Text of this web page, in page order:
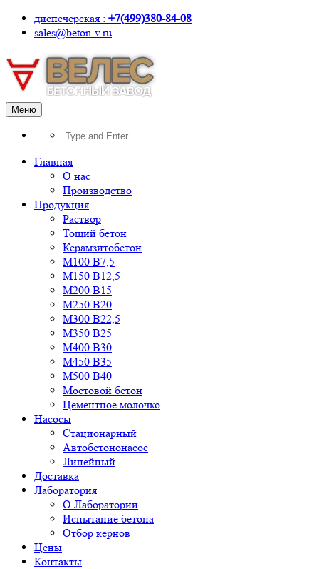
диспечерская : +7(499)380-84-08
sales@beton-v.ru
Меню
Главная
О нас
Производство
Продукция
Раствор
Тощий бетон
Керамзитобетон
М100 В7,5
М150 В12,5
М200 В15
М250 В20
М300 В22,5
М350 В25
М400 В30
М450 В35
М500 В40
Мостовой бетон
Цементное молочко
Насосы
Стационарный
Автобетононасос
Линейный
Доставка
Лаборатория
О Лаборатории
Испытание бетона
Отбор кернов
Цены
Контакты